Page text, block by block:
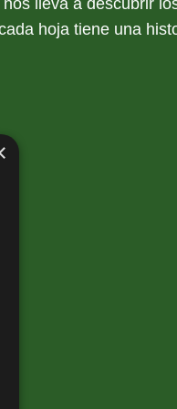
lleva a descubrir
hoja tiene una